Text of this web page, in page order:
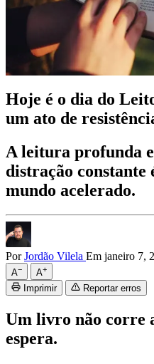
Hoje é o dia do
um ato de
A leitura profunda
distração
mundo acelerado.
PorJordão Vilela Em janeiro 7,
A− A+
Imprimir Reportar erros
Um livro não corre
espera.